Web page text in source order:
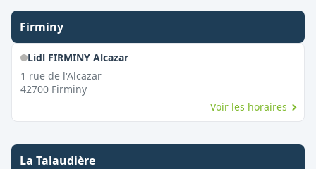
Firminy
Lidl FIRMINY Alcazar
1 rue de l'Alcazar
42700 Firminy
Voir les horaires
La Talaudière